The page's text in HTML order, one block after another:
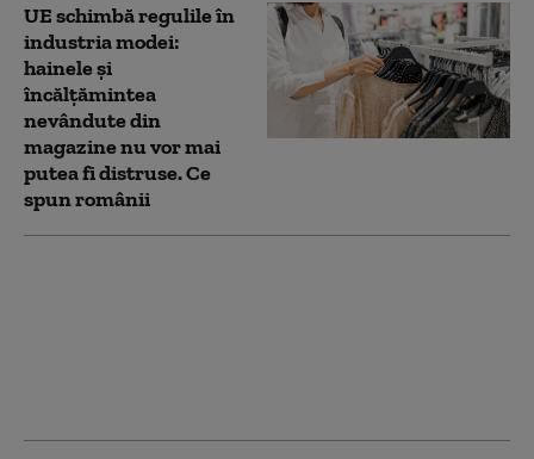
UE schimbă regulile în
industria modei:
hainele și
încălțămintea
nevândute din
magazine nu vor mai
putea fi distruse. Ce
spun românii